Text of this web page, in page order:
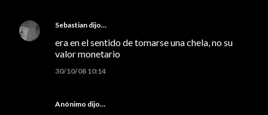
Sebastian dijo…
era en el sentido de tomarse una chela, no su
valor monetario
30/10/08 10:14
Anónimo dijo…